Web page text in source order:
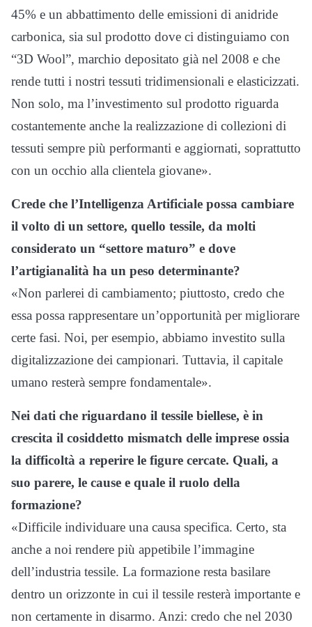
45% e un abbattimento delle emissioni di anidride
carbonica, sia sul prodotto dove ci distinguiamo con
“3D Wool”, marchio depositato già nel 2008 e che
rende tutti i nostri tessuti tridimensionali e elasticizzati.
Non solo, ma l’investimento sul prodotto riguarda
costantemente anche la realizzazione di collezioni di
tessuti sempre più performanti e aggiornati, soprattutto
con un occhio alla clientela giovane».
Crede che l’Intelligenza Artificiale possa cambiare
il volto di un settore, quello tessile, da molti
considerato un “settore maturo” e dove
l’artigianalità ha un peso determinante?
«Non parlerei di cambiamento; piuttosto, credo che
essa possa rappresentare un’opportunità per migliorare
certe fasi. Noi, per esempio, abbiamo investito sulla
digitalizzazione dei campionari. Tuttavia, il capitale
umano resterà sempre fondamentale».
Nei dati che riguardano il tessile biellese, è in
crescita il cosiddetto mismatch delle imprese ossia
la difficoltà a reperire le figure cercate. Quali, a
suo parere, le cause e quale il ruolo della
formazione?
«Difficile individuare una causa specifica. Certo, sta
anche a noi rendere più appetibile l’immagine
dell’industria tessile. La formazione resta basilare
dentro un orizzonte in cui il tessile resterà importante e
non certamente in disarmo. Anzi: credo che nel 2030